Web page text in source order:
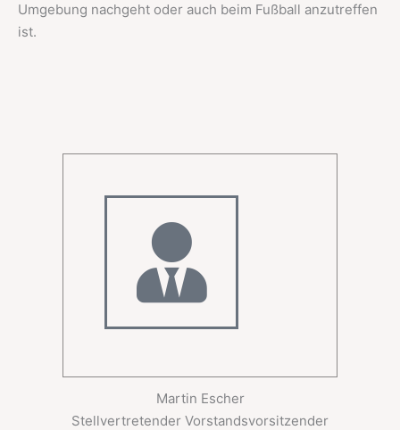
Umgebung nachgeht oder auch beim Fußball anzutreffen
ist.
Martin Escher
Stellvertretender Vorstandsvorsitzender